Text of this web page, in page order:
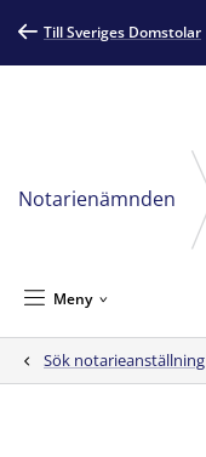
Till Sveriges Domstolar
Notarienämnden
Meny
Sök notarieanställning